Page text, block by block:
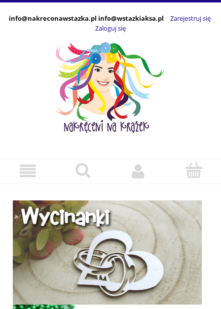
info@nakreconawstazka.pl info@wstazkiaksa.pl
Zarejestruj się
Zaloguj się